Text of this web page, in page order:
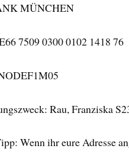
MÜNCHEN
7509 0300 0102 1418 76
Rau, Franziska
Wenn ihr eure Adresse